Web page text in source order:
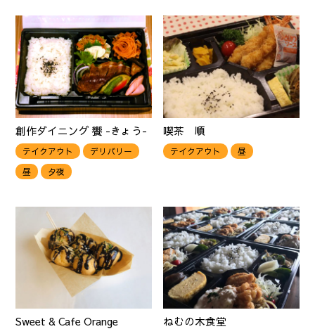
創作ダイニング 饗 -きょう-
テイクアウト
デリバリー
昼
夕夜
喫茶 順
テイクアウト 昼
Sweet & Cafe Orange ねむの木食堂